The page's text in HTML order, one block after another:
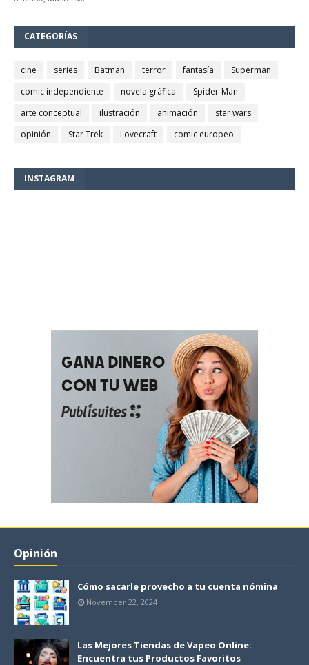
CATEGORÍAS
cine series Batman terror fantasía
Superman
comic independiente
novela gráfica
Spider-Man
arte conceptual
ilustración animación
star wars
opinión
Star Trek Lovecraft comic europeo
INSTAGRAM
Opinión
Cómo sacarle provecho a tu cuenta nómina
November 22, 2024
Las Mejores Tiendas de Vapeo Online:
Encuentra tus Productos Favoritos